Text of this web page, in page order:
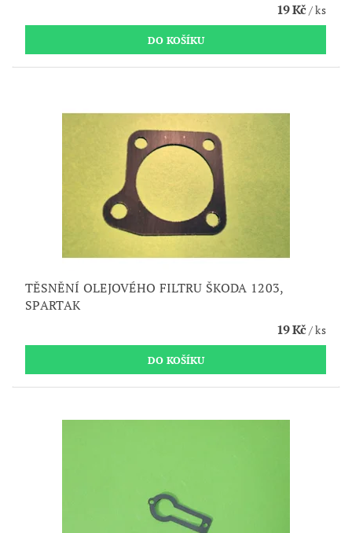
19 Kč/ ks
TĚSNĚNÍ OLEJOVÉHO FILTRU ŠKODA 1203,
SPARTAK
19 Kč/ ks